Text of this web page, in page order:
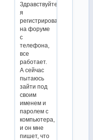
Здравствуйте,
я
регистрировалась
на форуме
с
телефона,
все
работает.
А сейчас
пытаюсь
зайти под
своим
именем и
паролем с
компьютера,
и он мне
пишет, что